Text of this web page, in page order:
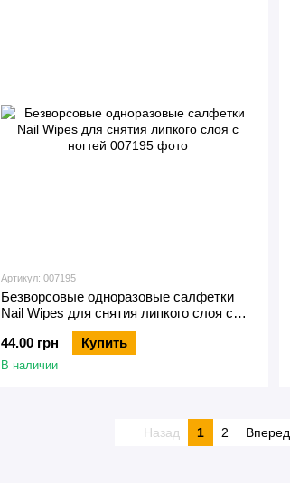
Артикул: 007195
Безворсовые одноразовые салфетки
Nail Wipes для снятия липкого слоя с
44.00 грн
Купить
В наличии
Назад 1 2 Вперед